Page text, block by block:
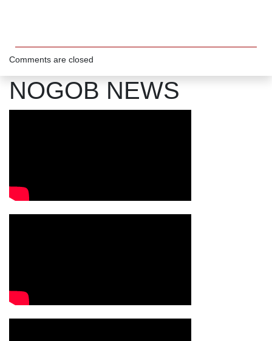
Comments are closed
NOGOB NEWS